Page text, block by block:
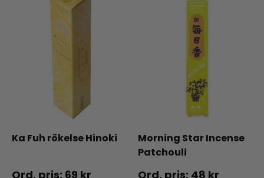
Ka Fuh rökelse Hinoki
69 kr
Morning Star Incense
Patchouli
48 kr